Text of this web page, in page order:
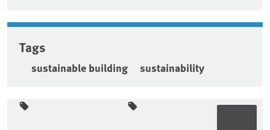
Tags
sustainable building sustainability
Sidebar